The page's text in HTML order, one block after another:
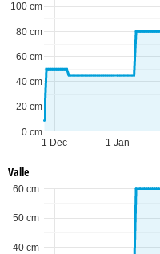
1 Dec 1 Jan
0 cm
20 cm
40 cm
60 cm
80 cm
100 cm
Valle
40 cm
50 cm
60 cm